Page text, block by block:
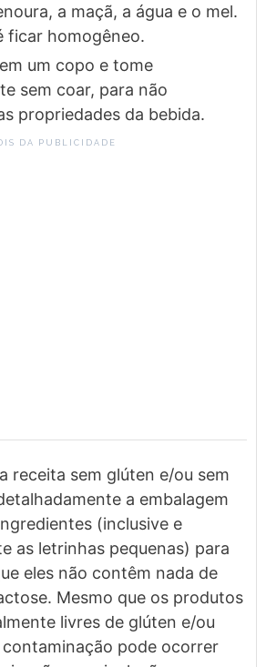
a maçã, a água e o mel.
ficar homogêneo.
um copo e tome
sem coar, para não
propriedades da bebida.
DA PUBLICIDADE
receita sem glúten e/ou sem
a embalagem
(inclusive e
as letrinhas pequenas) para
eles não contêm nada de
Mesmo que os produtos
livres de glúten e/ou
contaminação pode ocorrer